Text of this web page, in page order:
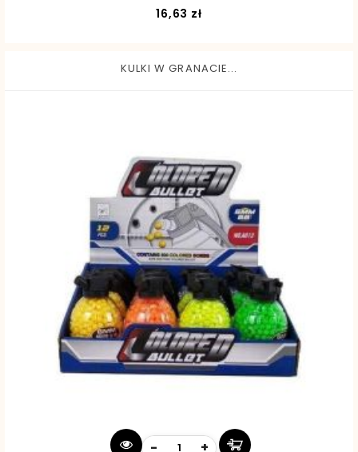
16,63 zł
KULKI W GRANACIE...
- +